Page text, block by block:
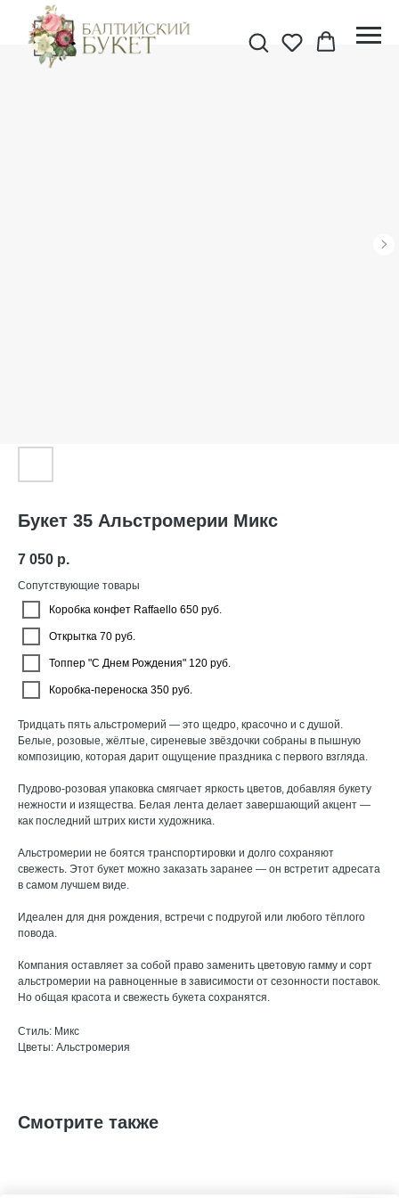
Букет 35 Альстромерии Микс
7 050 р.
Сопутствующие товары
Коробка конфет Raffaello 650 руб.
Открытка 70 руб.
Топпер "С Днем Рождения" 120 руб.
Коробка-переноска 350 руб.
Тридцать пять альстромерий — это щедро, красочно и с душой.
Белые, розовые, жёлтые, сиреневые звёздочки собраны в пышную
композицию, которая дарит ощущение праздника с первого взгляда.
Пудрово-розовая упаковка смягчает яркость цветов, добавляя букету
нежности и изящества. Белая лента делает завершающий акцент —
как последний штрих кисти художника.
Альстромерии не боятся транспортировки и долго сохраняют
свежесть. Этот букет можно заказать заранее — он встретит адресата
в самом лучшем виде.
Идеален для дня рождения, встречи с подругой или любого тёплого
повода.
Компания оставляет за собой право заменить цветовую гамму и сорт
альстромерии на равноценные в зависимости от сезонности поставок.
Но общая красота и свежесть букета сохранятся.
Стиль: Микс
Цветы: Альстромерия
Смотрите также